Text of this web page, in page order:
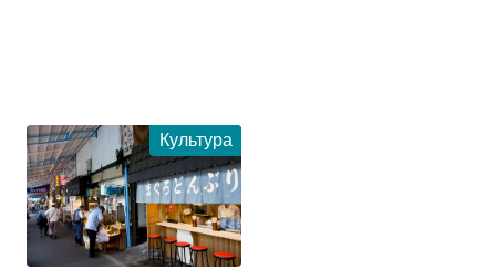
Культура